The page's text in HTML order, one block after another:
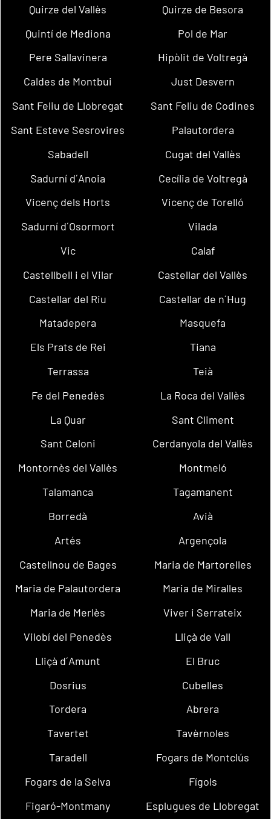
Quirze del Vallès
Quirze de Besora
Quintí de Mediona
Pol de Mar
Pere Sallavinera
Hipòlit de Voltregà
Caldes de Montbui
Just Desvern
Sant Feliu de Llobregat
Sant Feliu de Codines
Sant Esteve Sesrovires
Palautordera
Sabadell
Cugat del Vallès
Sadurní d´Anoia
Cecília de Voltregà
Vicenç dels Horts
Vicenç de Torelló
Sadurní d´Osormort
Vilada
Vic
Calaf
Castellbell i el Vilar
Castellar del Vallès
Castellar del Riu
Castellar de n´Hug
Matadepera
Masquefa
Els Prats de Rei
Tiana
Terrassa
Teià
Fe del Penedès
La Roca del Vallès
La Quar
Sant Climent
Sant Celoni
Cerdanyola del Vallès
Montornès del Vallès
Montmeló
Talamanca
Tagamanent
Borredà
Avià
Artés
Argençola
Castellnou de Bages
Maria de Martorelles
Maria de Palautordera
Maria de Miralles
Maria de Merlès
Viver i Serrateix
Vilobí del Penedès
Lliçà de Vall
Lliçà d´Amunt
El Bruc
Dosrius
Cubelles
Tordera
Abrera
Tavertet
Tavèrnoles
Taradell
Fogars de Montclús
Fogars de la Selva
Fígols
Figaró-Montmany
Esplugues de Llobregat